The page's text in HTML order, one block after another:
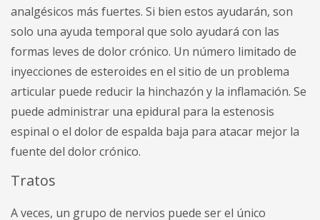
analgésicos más fuertes. Si bien estos ayudarán, son
solo una ayuda temporal que solo ayudará con las
formas leves de dolor crónico. Un número limitado de
inyecciones de esteroides en el sitio de un problema
articular puede reducir la hinchazón y la inflamación. Se
puede administrar una epidural para la estenosis
espinal o el dolor de espalda baja para atacar mejor la
fuente del dolor crónico.
Tratos
A veces, un grupo de nervios puede ser el único